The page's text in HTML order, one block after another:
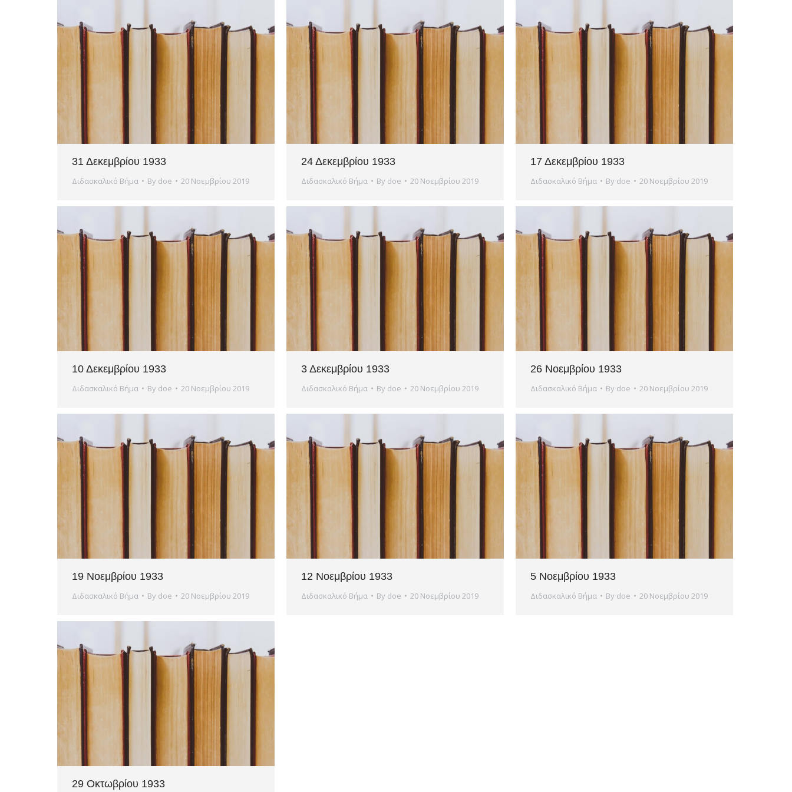
31 Δεκεμβρίου 1933
Διδασκαλικό Βήμα By doe 20 Νοεμβρίου 2019
24 Δεκεμβρίου 1933
Διδασκαλικό Βήμα By doe 20 Νοεμβρίου 2019
17 Δεκεμβρίου 1933
Διδασκαλικό Βήμα By doe 20 Νοεμβρίου 2019
10 Δεκεμβρίου 1933
Διδασκαλικό Βήμα By doe 20 Νοεμβρίου 2019
3 Δεκεμβρίου 1933
Διδασκαλικό Βήμα By doe 20 Νοεμβρίου 2019
26 Νοεμβρίου 1933
Διδασκαλικό Βήμα By doe 20 Νοεμβρίου 2019
19 Νοεμβρίου 1933
Διδασκαλικό Βήμα By doe 20 Νοεμβρίου 2019
12 Νοεμβρίου 1933
Διδασκαλικό Βήμα By doe 20 Νοεμβρίου 2019
5 Νοεμβρίου 1933
Διδασκαλικό Βήμα By doe 20 Νοεμβρίου 2019
29 Οκτωβρίου 1933